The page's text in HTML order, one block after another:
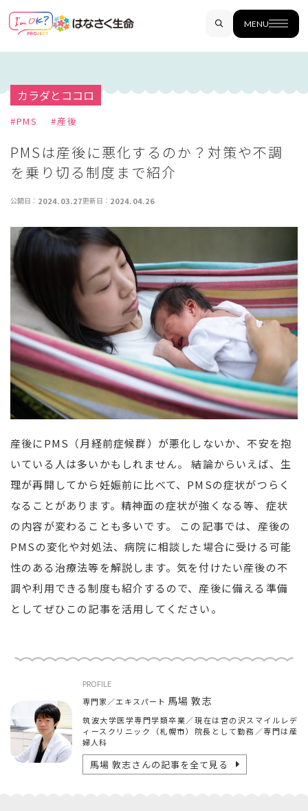
MENU
カラダとココロ
#PMS #産後
PMSは産後に悪化するのか？対策や不調
を乗り切る制度まで紹介
公開日： 2024.03.27更新日： 2024.04.26
産後にPMS（月経前症候群）が悪化しないか、不安を抱
いている人は多いかもしれません。 結論からいえば、生
理が再開してから妊娠前に比べて、PMSの症状がつらく
なることがあります。精神面の症状が強くなる等、症状
の内容が変わることも多いです。 この記事では、産後の
PMSの変化や対処法、病院に相談した場合に受ける可能
性のある治療法等を解説します。気を付けたい産後の不
調や利用できる制度も紹介するので、産後に備える準備
としてぜひこの記事を活用してください。
PROFILE
専門家／エキスパート 馬場 敦志
筑波大学医学専門学類卒業／現在は宮の沢スマイルレデ
ィースクリニック（札幌市）院長として勤務／専門は産
婦人科
馬場 敦志さんの記事を全て見る